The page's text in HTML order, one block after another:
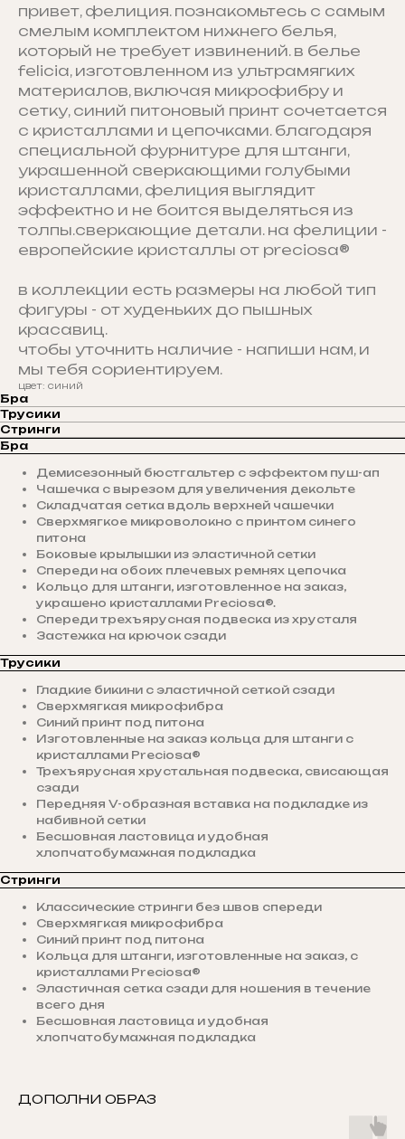
привет, фелиция. познакомьтесь с самым
смелым комплектом нижнего белья,
который не требует извинений. в белье
felicia, изготовленном из ультрамягких
материалов, включая микрофибру и
сетку, синий питоновый принт сочетается
с кристаллами и цепочками. благодаря
специальной фурнитуре для штанги,
украшенной сверкающими голубыми
кристаллами, фелиция выглядит
эффектно и не боится выделяться из
толпы.сверкающие детали. на фелиции -
европейские кристаллы от preciosa®
в коллекции есть размеры на любой тип
фигуры - от худеньких до пышных
красавиц.
чтобы уточнить наличие - напиши нам, и
мы тебя сориентируем.
цвет: синий
Бра
Трусики
Стринги
Бра
Демисезонный бюстгальтер с эффектом пуш-ап
Чашечка с вырезом для увеличения декольте
Складчатая сетка вдоль верхней чашечки
Сверхмягкое микроволокно с принтом синего
питона
Боковые крылышки из эластичной сетки
Спереди на обоих плечевых ремнях цепочка
Кольцо для штанги, изготовленное на заказ,
украшено кристаллами Preciosa®.
Спереди трехъярусная подвеска из хрусталя
Застежка на крючок сзади
Трусики
Гладкие бикини с эластичной сеткой сзади
Сверхмягкая микрофибра
Синий принт под питона
Изготовленные на заказ кольца для штанги с
кристаллами Preciosa®
Трехъярусная хрустальная подвеска, свисающая
сзади
Передняя V-образная вставка на подкладке из
набивной сетки
Бесшовная ластовица и удобная
хлопчатобумажная подкладка
Стринги
Классические стринги без швов спереди
Сверхмягкая микрофибра
Синий принт под питона
Кольца для штанги, изготовленные на заказ, с
кристаллами Preciosa®
Эластичная сетка сзади для ношения в течение
всего дня
Бесшовная ластовица и удобная
хлопчатобумажная подкладка
ДОПОЛНИ ОБРАЗ